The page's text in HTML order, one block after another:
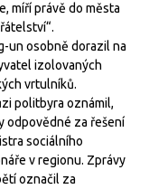
míří právě do města
un osobně dorazil na
izolovaných
vrtulníků.
politbyra oznámil,
odpovědné za řešení
sociálního
v regionu. Zprávy
označil za